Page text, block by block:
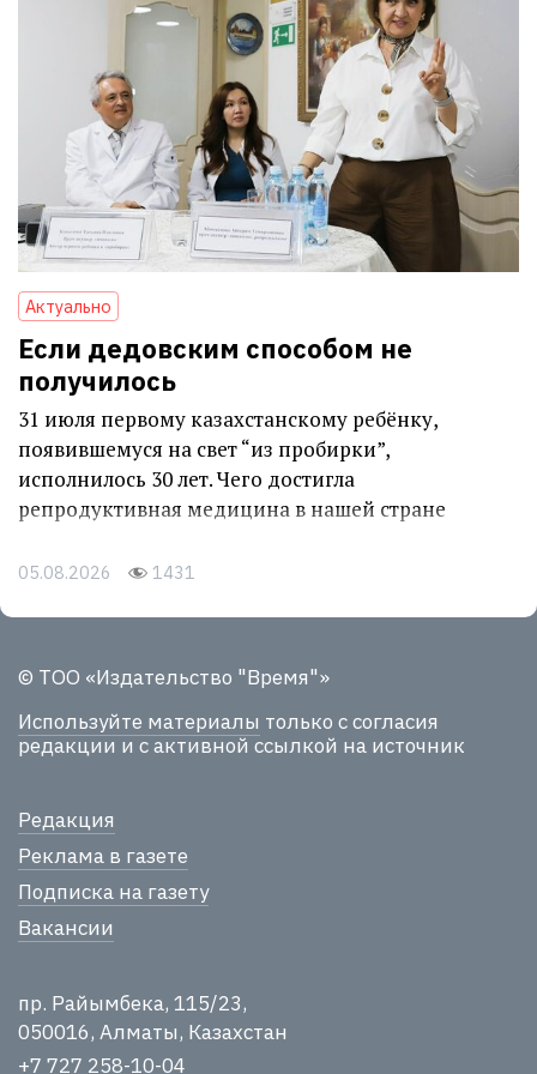
Актуально
Если дедовским способом не
получилось
31 июля первому казахстанскому ребёнку,
появившемуся на свет “из пробирки”,
исполнилось 30 лет. Чего достигла
репродуктивная медицина в нашей стране
05.08.2026 1431
© ТОО «Издательство "Время"»
Используйте материалы только с согласия
редакции и с активной ссылкой на источник
Редакция
Реклама в газете
Подписка на газету
Вакансии
пр. Райымбека, 115/23,
050016, Алматы, Казахстан
+7 727 258-10-04